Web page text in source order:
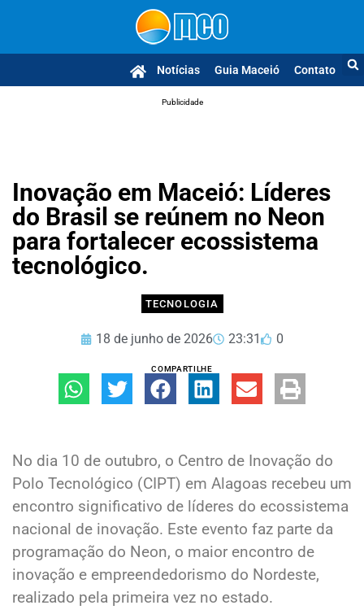
Notícias Guia Maceió Contato
Publicidade
Inovação em Maceió: Líderes
do Brasil se reúnem no Neon
para fortalecer ecossistema
tecnológico.
TECNOLOGIA
18 de junho de 2026 23:31 0
COMPARTILHE
No dia 10 de outubro, o Centro de Inovação do
Polo Tecnológico (CIPT) em Alagoas recebeu um
encontro significativo de líderes do ecossistema
nacional de inovação. Este evento faz parte da
programação do Neon, o maior encontro de
inovação e empreendedorismo do Nordeste,
realizado pela primeira vez no estado.